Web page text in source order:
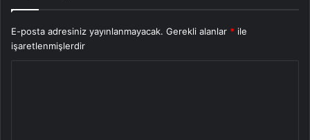
E-posta adresiniz yayınlanmayacak. Gerekli alanlar * ile
işaretlenmişlerdir